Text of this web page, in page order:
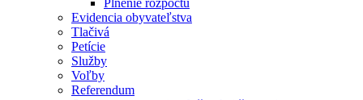
Plnenie rozpočtu
Evidencia obyvateľstva
Tlačivá
Petície
Služby
Voľby
Referendum